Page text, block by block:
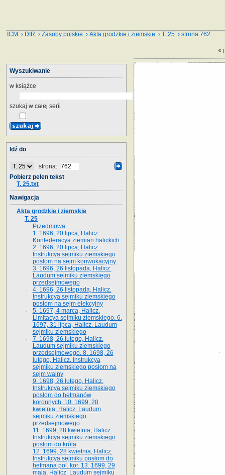
ICM › DIR ›Zasoby polskie ›Akta grodzkie i ziemskie ›T. 25 › strona 762
«
Wyszukiwanie
w książce
szukaj w całej serii
Idź do
strona:
Pobierz pełen tekst
T. 25.txt
Nawigacja
Akta grodzkie i ziemskie
T. 25
Przedmowa
1. 1696, 20 lipca, Halicz.
Konfederacya ziemian halickich
2. 1696, 20 lipca, Halicz.
Instrukcya sejmiku ziemskiego
posłom na sejm konwokacyjny
3. 1696, 26 listopada, Halicz.
Laudum sejmiku ziemskiego
przedsejmowego
4. 1696, 26 listopada, Halicz.
Instrukcya sejmiku ziemskiego
posłom na sejm elekcyjny
5. 1697, 4 marca, Halicz.
Limitacya sejmiku ziemskiego. 6.
1697, 31 lipca, Halicz. Laudum
sejmiku ziemskiego
7. 1698, 26 lutego, Halicz.
Laudum sejmiku ziemskiego
przedsejmowego. 8. 1698, 26
lutego, Halicz. Instrukcya
sejmiku ziemskiego posłom na
sejm walny
9. 1698, 26 lutego, Halicz.
Instrukcya sejmiku ziemskiego
posłom do hetmanów
koronnych. 10. 1699, 28
kwietnia, Halicz. Laudum
sejmiku ziemskiego
przedsejmowego
11. 1699, 28 kwietnia, Halicz.
Instrukcya sejmiku ziemskiego
posłom do króla
12. 1699, 28 kwietnia, Halicz.
Instrukcya sejmiku posłom do
hetmana pol. kor. 13. 1699, 29
maja, Halicz. Laudum sejmiku